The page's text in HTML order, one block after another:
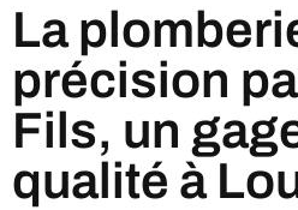
La
précision
Fils, un
qualité à